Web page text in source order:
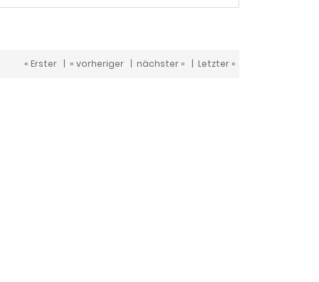
« Erster | « vorheriger | nächster » | Letzter »